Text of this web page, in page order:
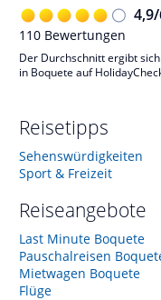
4,9/
110 Bewertungen
Der Durchschnitt ergibt
in Boquete auf
Reisetipps
Sehenswürdigkeiten
Sport & Freizeit
Reiseangebote
Last Minute Boquete
Pauschalreisen
Mietwagen Boquete
Flüge